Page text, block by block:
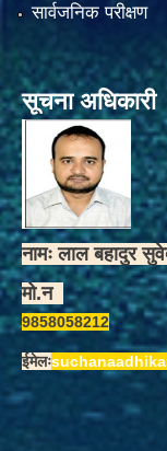
सार्वजनिक परीक्षण
सूचना अधिकारी
नामः लाल बहादुर
मो.न
9858058212
ईमेलः